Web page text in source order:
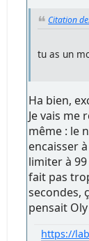
Citation
tu as un
Ha bien,
Je vais me
même : le
encaisser
limiter à
fait pas
secondes,
pensait
https://